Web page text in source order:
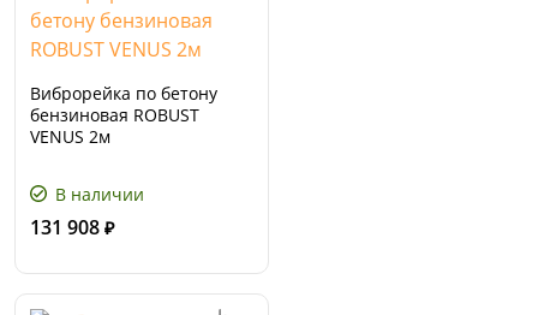
Виброрейка по бетону
бензиновая ROBUST
VENUS 2м
В наличии
131 908 ₽